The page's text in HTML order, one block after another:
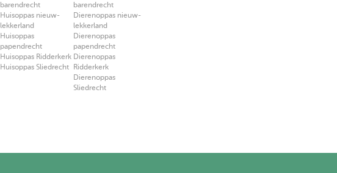
barendrecht
Huisoppas nieuw-
lekkerland
Huisoppas
papendrecht
Huisoppas Ridderkerk
Huisoppas Sliedrecht
barendrecht
Dierenoppas nieuw-
lekkerland
Dierenoppas
papendrecht
Dierenoppas
Ridderkerk
Dierenoppas
Sliedrecht